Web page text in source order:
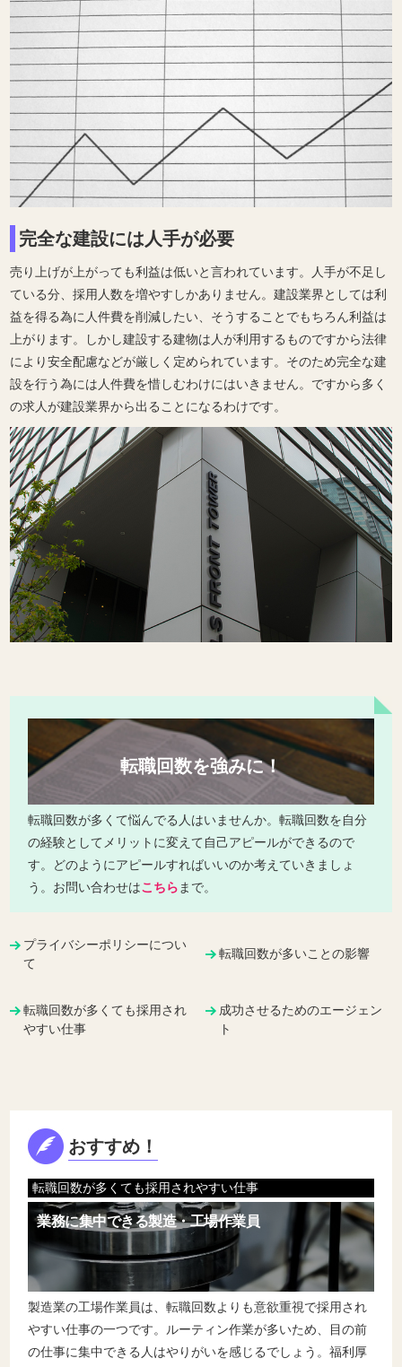
完全な建設には人手が必要
売り上げが上がっても利益は低いと言われています。人手が不足し
ている分、採用人数を増やすしかありません。建設業界としては利
益を得る為に人件費を削減したい、そうすることでもちろん利益は
上がります。しかし建設する建物は人が利用するものですから法律
により安全配慮などが厳しく定められています。そのため完全な建
設を行う為には人件費を惜しむわけにはいきません。ですから多く
の求人が建設業界から出ることになるわけです。
転職回数を強みに！
転職回数が多くて悩んでる人はいませんか。転職回数を自分
の経験としてメリットに変えて自己アピールができるので
す。どのようにアピールすればいいのか考えていきましょ
う。お問い合わせはこちらまで。
プライバシーポリシーについ
て
転職回数が多いことの影響
転職回数が多くても採用され
やすい仕事
成功させるためのエージェン
ト
おすすめ！
転職回数が多くても採用されやすい仕事
業務に集中できる製造・工場作業員
製造業の工場作業員は、転職回数よりも意欲重視で採用され
やすい仕事の一つです。ルーティン作業が多いため、目の前
の仕事に集中できる人はやりがいを感じるでしょう。福利厚